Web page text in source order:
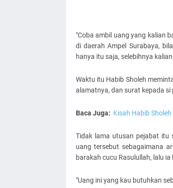
"Coba ambil uang yang kalian
di daerah Ampel Surabaya,
hanya itu saja, selebihnya
Waktu itu Habib Sholeh
alamatnya, dan surat kepada si
Baca Juga: Kisah Habib
Tidak lama utusan pejabat itu
uang tersebut sebagaimana
barakah cucu Rasulullah, lalu
"Uang ini yang kau butuhkan